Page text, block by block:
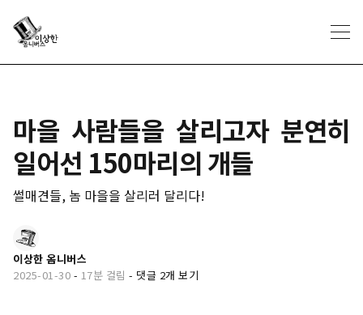
마을 사람들을 살리고자 분연히
일어선 150마리의 개들
썰매견들, 놈 마을을 살리러 달리다!
이상한 옴니버스
2025-01-30 - 17분 걸림 - 댓글 2개 보기